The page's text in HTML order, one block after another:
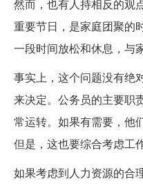
然而，也有人持相反的观
重要节日，是家庭团聚的
一段时间放松和休息，与
事实上，这个问题没有绝
来决定。公务员的主要职
常运转。如果有需要，他
但是，这也要综合考虑工
如果考虑到人力资源的合